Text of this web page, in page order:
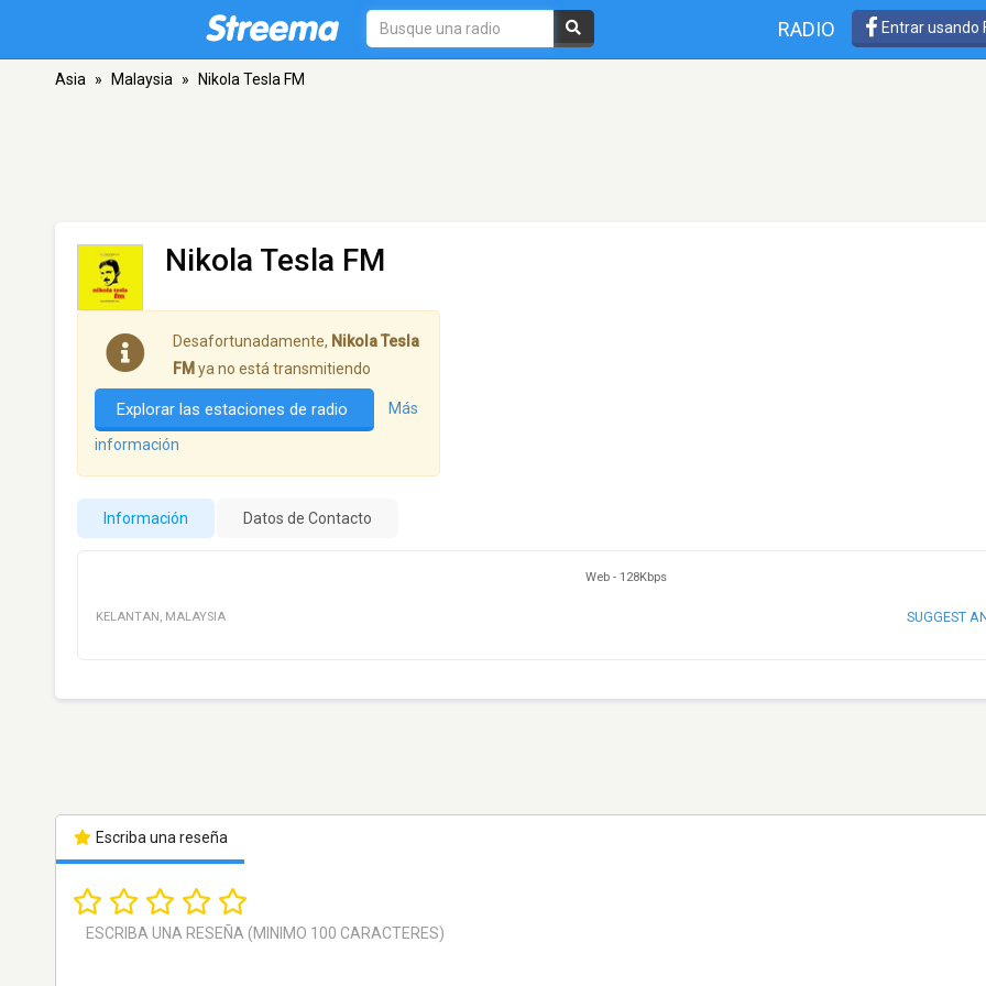
RADIO Entrar usando
Asia » Malaysia » Nikola Tesla FM
Nikola Tesla FM
Desafortunadamente, Nikola Tesla
FM ya no está transmitiendo
Explorar las estaciones de radio Más
información
Información Datos de Contacto
Web - 128Kbps
KELANTAN, MALAYSIA SUGGEST
Escriba una reseña